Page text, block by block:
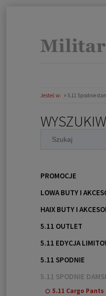
Jesteś w: » 5.11 Spodnie
PROMOCJE
LOWA BUTY I
HAIX BUTY I
5.11 OUTLET
5.11 EDYCJA
5.11 SPODNIE
5.11 SPODNIE
5.11 Cargo